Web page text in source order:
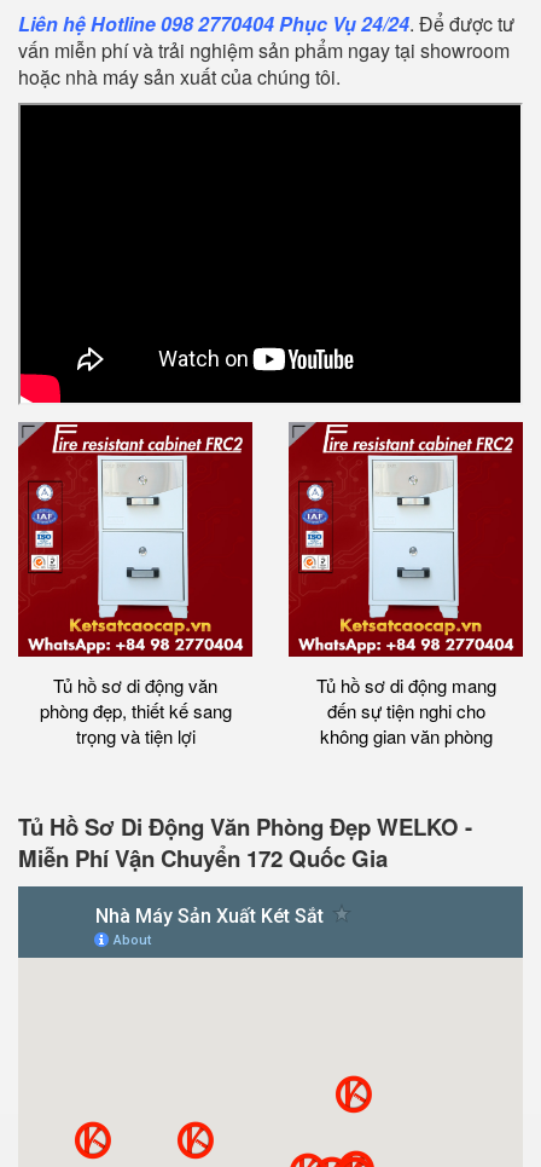
Liên hệ Hotline 098 2770404 Phục Vụ 24/24. Để được tư
vấn miễn phí và trải nghiệm sản phẩm ngay tại showroom
hoặc nhà máy sản xuất của chúng tôi.
Tủ hồ sơ di động văn
phòng đẹp, thiết kế sang
trọng và tiện lợi
Tủ hồ sơ di động mang
đến sự tiện nghi cho
không gian văn phòng
Tủ Hồ Sơ Di Động Văn Phòng Đẹp WELKO -
Miễn Phí Vận Chuyển 172 Quốc Gia